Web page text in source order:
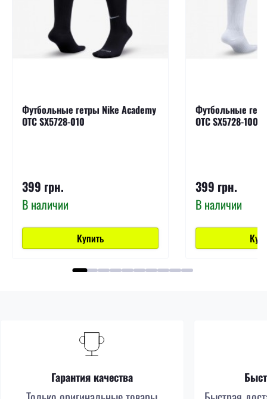
Футбольные гетры Nike Academy
OTC SX5728-010
399 грн.
В наличии
Купить
Футбольные
OTC SX5728-100
399 грн.
В наличии
Гарантия качества